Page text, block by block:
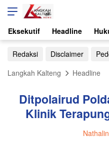
Eksekutif Headline
Redaksi Disclaimer
Langkah Kalteng
Headline
Ditpolairud
Klinik